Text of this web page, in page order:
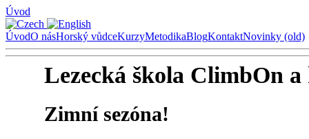
Úvod
ÚvodO násHorský vůdceKurzyMetodikaBlogKontaktNovinky (old)
Lezecká škola ClimbOn
Zimní sezóna!